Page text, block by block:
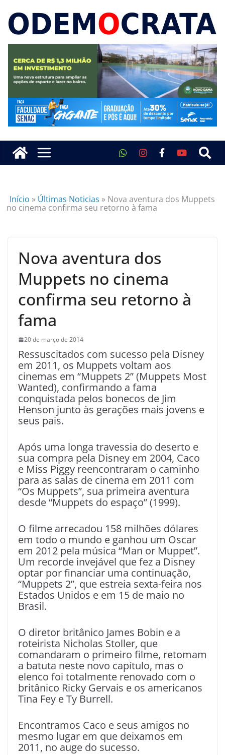
Início » Últimas Noticias » Nova aventura dos Muppets
no cinema confirma seu retorno à fama
Nova aventura dos
Muppets no cinema
confirma seu retorno à
fama
20 de março de 2014
Ressuscitados com sucesso pela Disney
em 2011, os Muppets voltam aos
cinemas em “Muppets 2” (Muppets Most
Wanted), confirmando a fama
conquistada pelos bonecos de Jim
Henson junto às gerações mais jovens e
seus pais.
Após uma longa travessia do deserto e
sua compra pela Disney em 2004, Caco
e Miss Piggy reencontraram o caminho
para as salas de cinema em 2011 com
“Os Muppets”, sua primeira aventura
desde “Muppets do espaço” (1999).
O filme arrecadou 158 milhões dólares
em todo o mundo e ganhou um Oscar
em 2012 pela música “Man or Muppet”.
Um recorde invejável que fez a Disney
optar por financiar uma continuação,
“Muppets 2”, que estreia sexta-feira nos
Estados Unidos e em 15 de maio no
Brasil.
O diretor britânico James Bobin e a
roteirista Nicholas Stoller, que
comandaram o primeiro filme, retomam
a batuta neste novo capítulo, mas o
elenco foi totalmente renovado com o
britânico Ricky Gervais e os americanos
Tina Fey e Ty Burrell.
Encontramos Caco e seus amigos no
mesmo lugar em que deixamos em
2011, no auge do sucesso.